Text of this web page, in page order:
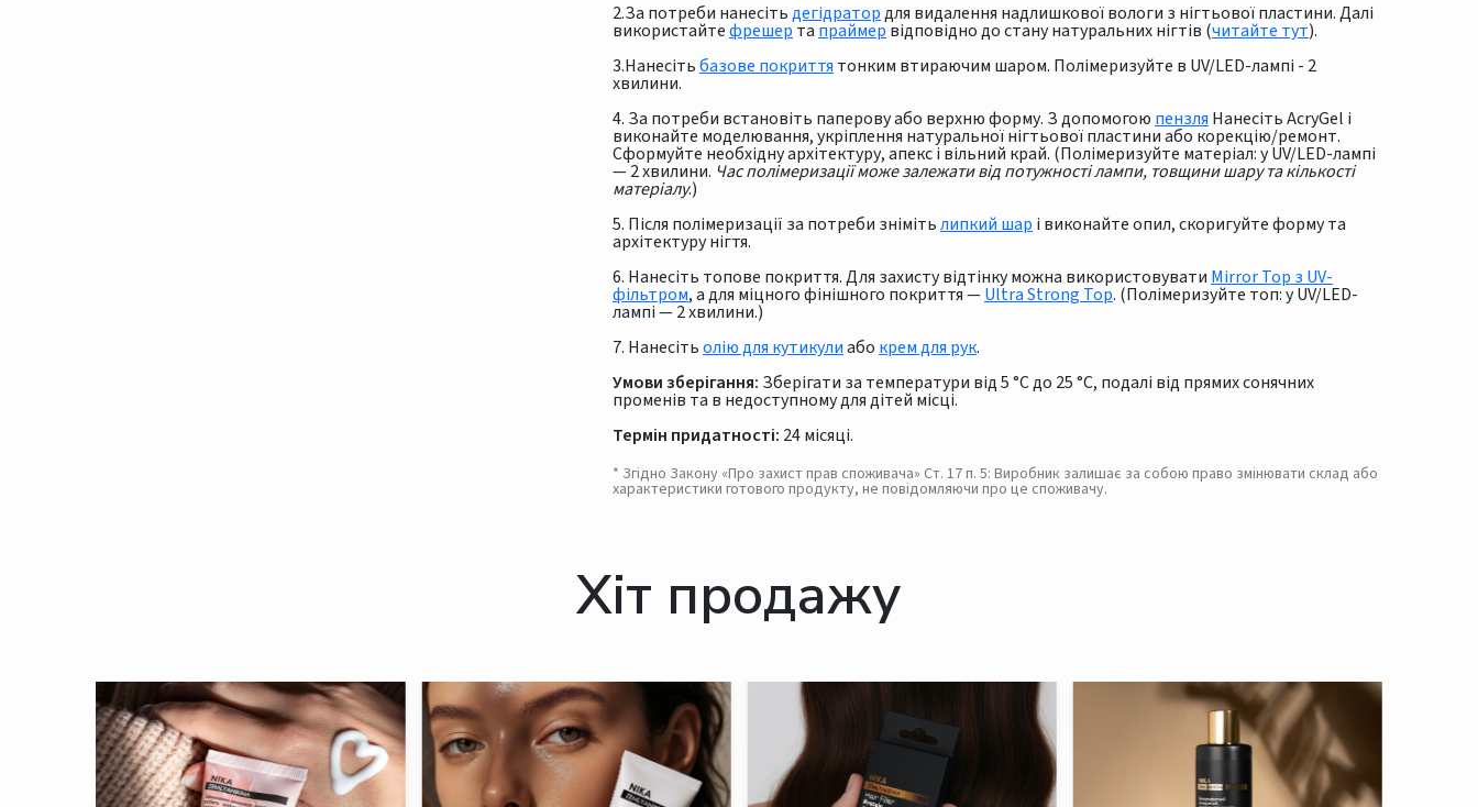
2.За потреби нанесітьдегідратордля видалення надлишкової вологи з нігтьової пластини. Далі
використайтефрешер та праймер відповідно до стану натуральних нігтів (читайте тут).
3.Нанесітьбазове покриття тонким втираючим шаром. Полімеризуйте в UV/LED-лампі - 2
хвилини.
4. За потреби встановіть паперову або верхню форму. З допомогою пензля Нанесіть AcryGel і
виконайте моделювання, укріплення натуральної нігтьової пластини або корекцію/ремонт.
Cформуйте необхідну архітектуру, апекс і вільний край. (Полімеризуйте матеріал: у UV/LED-лампі
— 2 хвилини. Час полімеризації може залежати від потужності лампи, товщини шару та кількості
матеріалу.)
5. Після полімеризації за потреби знімітьлипкий шар і виконайте опил, скоригуйте форму та
архітектуру нігтя.
6. Нанесіть топове покриття. Для захисту відтінку можна використовувати Mirror Top з UV-
фільтром, а для міцного фінішного покриття —Ultra Strong Top. (Полімеризуйте топ: у UV/LED-
лампі — 2 хвилини.)
7. Нанесітьолію для кутикулиабо крем для рук.
Умови зберігання: Зберігати за температури від 5 °C до 25 °C, подалі від прямих сонячних
променів та в недоступному для дітей місці.
Термін придатності: 24 місяці.
* Згідно Закону «Про захист прав споживача» Ст. 17 п. 5: Виробник залишає за собою право змінювати склад або
характеристики готового продукту, не повідомляючи про це споживачу.
Хіт продажу